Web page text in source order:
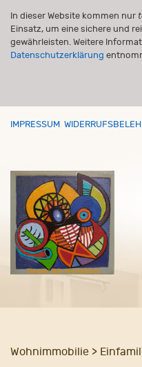
In dieser Website kommen nur
Einsatz, um eine sichere und
gewährleisten. Weitere
Datenschutzerklärung
IMPRESSUM
Wohnimmobilie >